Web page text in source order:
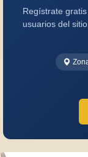
Regístrate
usuarios del